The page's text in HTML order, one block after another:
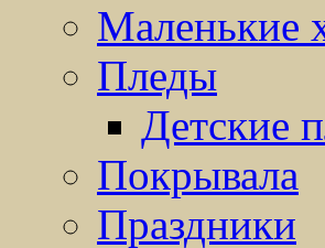
Маленькие
Пледы
Детские
Покрывала
Праздники